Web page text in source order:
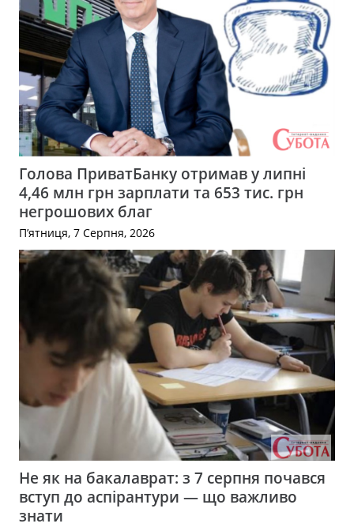
Голова ПриватБанку отримав у липні
4,46 млн грн зарплати та 653 тис. грн
негрошових благ
П’ятниця, 7 Серпня, 2026
Не як на бакалаврат: з 7 серпня почався
вступ до аспірантури — що важливо
знати